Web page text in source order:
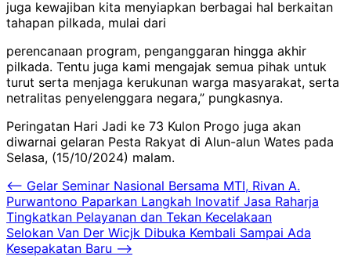
juga kewajiban kita menyiapkan berbagai hal berkaitan
tahapan pilkada, mulai dari
perencanaan program, penganggaran hingga akhir
pilkada. Tentu juga kami mengajak semua pihak untuk
turut serta menjaga kerukunan warga masyarakat, serta
netralitas penyelenggara negara,” pungkasnya.
Peringatan Hari Jadi ke 73 Kulon Progo juga akan
diwarnai gelaran Pesta Rakyat di Alun-alun Wates pada
Selasa, (15/10/2024) malam.
Navigasi
pos
⟵ Gelar Seminar Nasional Bersama MTI, Rivan A.
Purwantono Paparkan Langkah Inovatif Jasa Raharja
Tingkatkan Pelayanan dan Tekan Kecelakaan
Selokan Van Der Wicjk Dibuka Kembali Sampai Ada
Kesepakatan Baru ⟶